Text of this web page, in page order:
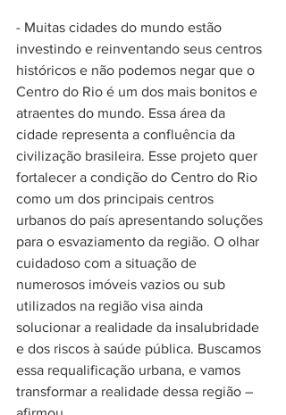
- Muitas cidades do mundo estão
investindo e reinventando seus centros
históricos e não podemos negar que o
Centro do Rio é um dos mais bonitos e
atraentes do mundo. Essa área da
cidade representa a confluência da
civilização brasileira. Esse projeto quer
fortalecer a condição do Centro do Rio
como um dos principais centros
urbanos do país apresentando soluções
para o esvaziamento da região. O olhar
cuidadoso com a situação de
numerosos imóveis vazios ou sub
utilizados na região visa ainda
solucionar a realidade da insalubridade
e dos riscos à saúde pública. Buscamos
essa requalificação urbana, e vamos
transformar a realidade dessa região –